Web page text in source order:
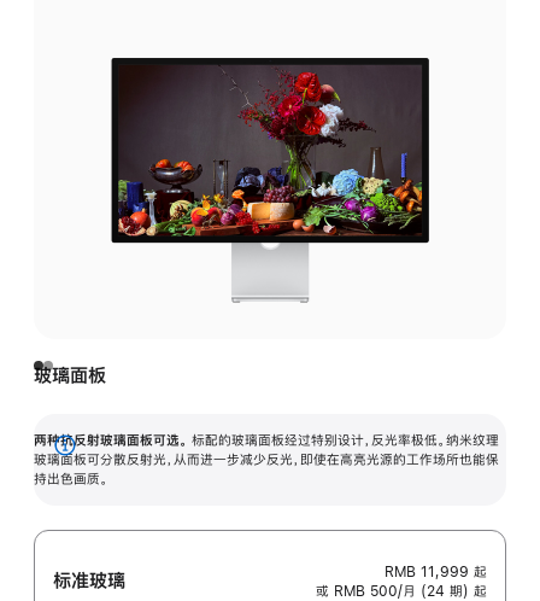
玻璃面板
两种抗反射玻璃面板可选。 标配的玻璃面板经过特别设计，反光率极低。纳米纹理
玻璃面板可分散反射光，从而进一步减少反光，即使在高亮光源的工作场所也能保
持出色画质。
展
开
标准玻璃 RMB 11,999 起
或 RMB 500/月 (24 期) 起